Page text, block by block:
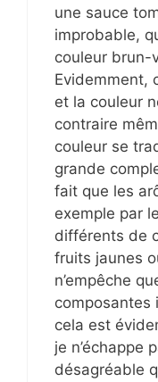
une sauce
improbable,
couleur brun-
Evidemment,
et la couleur
contraire
couleur se
grande
fait que les
exemple par
différents de
fruits jaunes
n’empêche
composantes
cela est
je n’échappe
désagréable